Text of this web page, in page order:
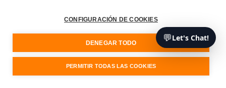
oportunidades para el desarrollo web. Aprovechando los puntos
fuertes de ambos, los desarrolladores pueden crear aplicaciones web
más potentes, eficientes y fáciles de usar. Como siempre, mantenerse
al día de las últimas tendencias y las mejores prácticas es clave para
sacar el máximo partido de estas tecnologías en evolución.
💬Let's Chat!
CONFIGURACIÓN DE COOKIES
DENEGAR TODO
PERMITIR TODAS LAS COOKIES